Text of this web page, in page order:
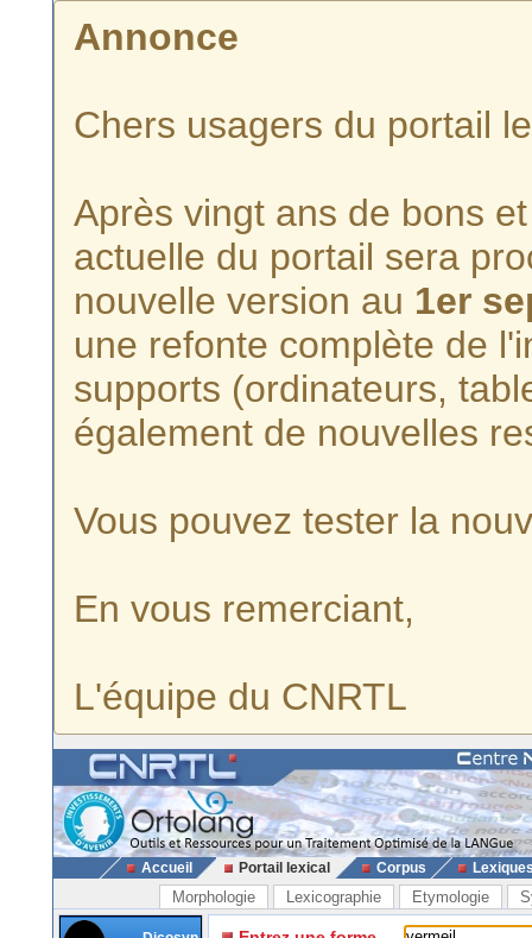
Annonce
Chers usagers du portail
Après vingt ans de bons
actuelle du portail sera
nouvelle version au 1er
une refonte complète de
supports (ordinateurs,
également de nouvelles
Vous pouvez tester la
En vous remerciant,
L'équipe du CNRTL
Accueil Portail lexical Corpus
Morphologie Lexicographie Etymologie